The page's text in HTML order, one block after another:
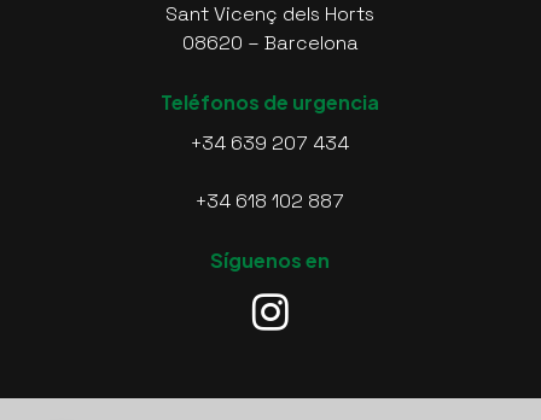
Sant Vicenç dels Horts
08620 – Barcelona
Teléfonos de urgencia
+34 639 207 434
+34 618 102 887
Síguenos en